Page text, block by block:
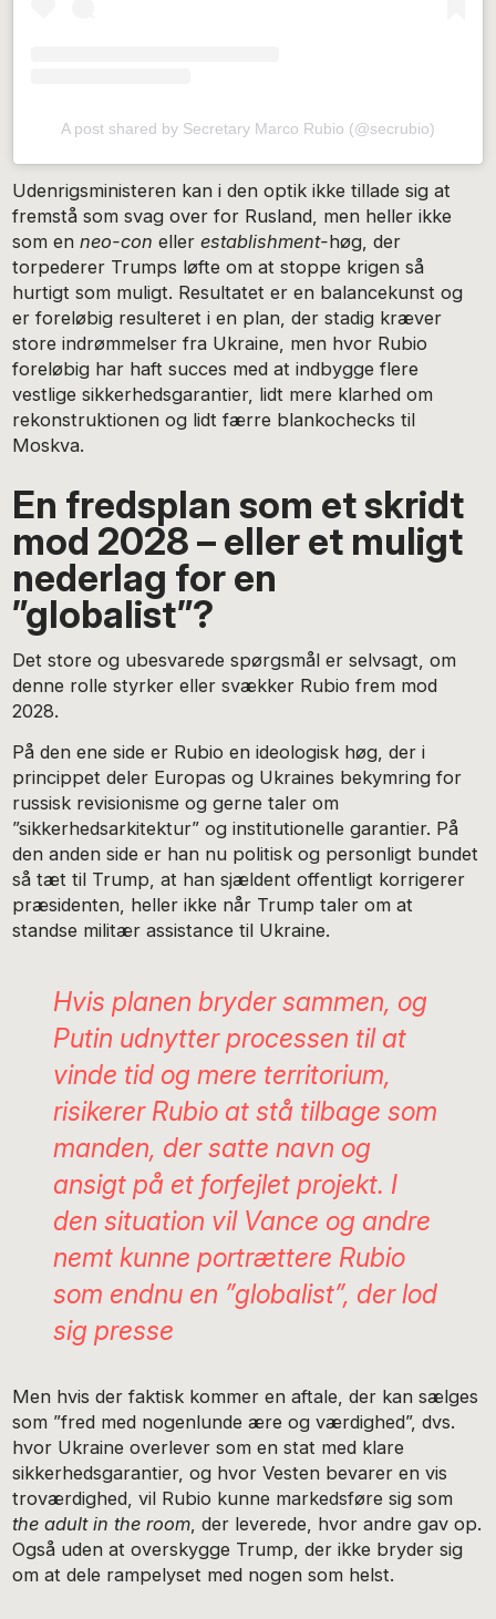
A post shared by Secretary Marco Rubio (@secrubio)
Udenrigsministeren kan i den optik ikke tillade sig at
fremstå som svag over for Rusland, men heller ikke
som enneo-con ellerestablishment-høg, der
torpederer Trumps løfte om at stoppe krigen så
hurtigt som muligt. Resultatet er en balancekunst og
er foreløbig resulteret i en plan, der stadig kræver
store indrømmelser fra Ukraine, men hvor Rubio
foreløbig har haft succes med at indbygge flere
vestlige sikkerhedsgarantier, lidt mere klarhed om
rekonstruktionen og lidt færre blankochecks til
Moskva.
En fredsplan som et skridt
mod 2028 – eller et muligt
nederlag for en
”globalist”?
Det store og ubesvarede spørgsmål er selvsagt, om
denne rolle styrker eller svækker Rubio frem mod
2028.
På den ene side er Rubio en ideologisk høg, der i
princippet deler Europas og Ukraines bekymring for
russisk revisionisme og gerne taler om
”sikkerhedsarkitektur” og institutionelle garantier. På
den anden side er han nu politisk og personligt bundet
så tæt til Trump, at han sjældent offentligt korrigerer
præsidenten, heller ikke når Trump taler om at
standse militær assistance til Ukraine.
Hvis planen bryder sammen, og
Putin udnytter processen til at
vinde tid og mere territorium,
risikerer Rubio at stå tilbage som
manden, der satte navn og
ansigt på et forfejlet projekt. I
den situation vil Vance og andre
nemt kunne portrættere Rubio
som endnu en ”globalist”, der lod
sig presse
Men hvis der faktisk kommer en aftale, der kan sælges
som ”fred med nogenlunde ære og værdighed”, dvs.
hvor Ukraine overlever som en stat med klare
sikkerhedsgarantier, og hvor Vesten bevarer en vis
troværdighed, vil Rubio kunne markedsføre sig som
the adult in the room, der leverede, hvor andre gav op.
Også uden at overskygge Trump, der ikke bryder sig
om at dele rampelyset med nogen som helst.